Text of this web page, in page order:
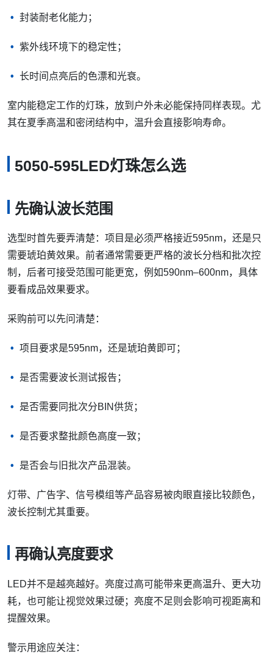
封装耐老化能力；
紫外线环境下的稳定性；
长时间点亮后的色漂和光衰。
室内能稳定工作的灯珠，放到户外未必能保持同样表现。尤
其在夏季高温和密闭结构中，温升会直接影响寿命。
5050-595LED灯珠怎么选
先确认波长范围
选型时首先要弄清楚：项目是必须严格接近595nm，还是只
需要琥珀黄效果。前者通常需要更严格的波长分档和批次控
制，后者可接受范围可能更宽，例如590nm–600nm，具体
要看成品效果要求。
采购前可以先问清楚：
项目要求是595nm，还是琥珀黄即可；
是否需要波长测试报告；
是否需要同批次分BIN供货；
是否要求整批颜色高度一致；
是否会与旧批次产品混装。
灯带、广告字、信号模组等产品容易被肉眼直接比较颜色，
波长控制尤其重要。
再确认亮度要求
LED并不是越亮越好。亮度过高可能带来更高温升、更大功
耗，也可能让视觉效果过硬；亮度不足则会影响可视距离和
提醒效果。
警示用途应关注：